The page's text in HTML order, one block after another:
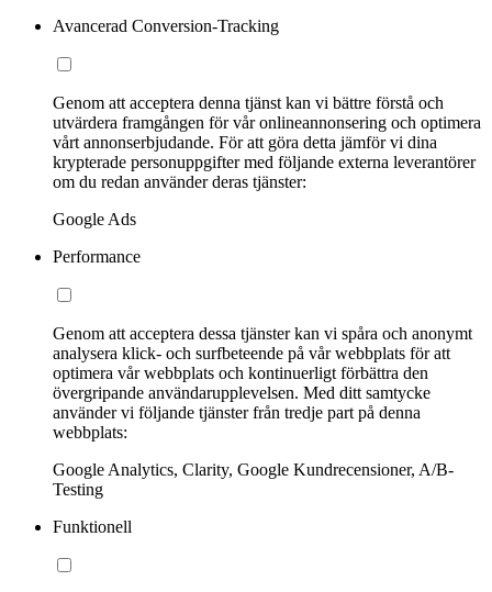
Avancerad Conversion-Tracking
Genom att acceptera denna tjänst kan vi bättre förstå och
utvärdera framgången för vår onlineannonsering och optimera
vårt annonserbjudande. För att göra detta jämför vi dina
krypterade personuppgifter med följande externa leverantörer
om du redan använder deras tjänster:
Google Ads
Performance
Genom att acceptera dessa tjänster kan vi spåra och anonymt
analysera klick- och surfbeteende på vår webbplats för att
optimera vår webbplats och kontinuerligt förbättra den
övergripande användarupplevelsen. Med ditt samtycke
använder vi följande tjänster från tredje part på denna
webbplats:
Google Analytics, Clarity, Google Kundrecensioner, A/B-
Testing
Funktionell